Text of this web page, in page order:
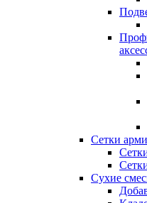
Сетки
Сухие